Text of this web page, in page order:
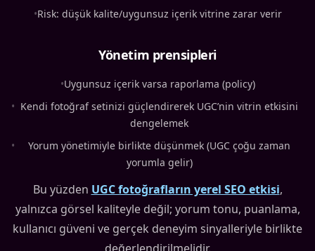
•Risk: düşük kalite/uygunsuz içerik vitrine zarar verir
Yönetim prensipleri
•Uygunsuz içerik varsa raporlama (policy)
• Kendi fotoğraf setinizi güçlendirerek UGC’nin vitrin etkisini
dengelemek
•
Yorum yönetimiyle birlikte düşünmek (UGC çoğu zaman
yorumla gelir)
Bu yüzden UGC fotoğrafların yerel SEO etkisi,
yalnızca görsel kaliteyle değil; yorum tonu, puanlama,
kullanıcı güveni ve gerçek deneyim sinyalleriyle birlikte